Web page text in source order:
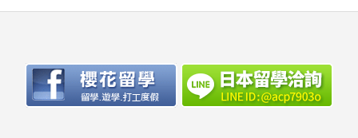
本サービスの他のユーザーまたはそ
の他の第三者に不利益，損害，不快